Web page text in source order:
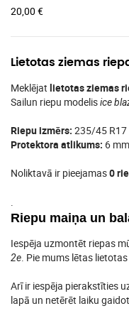
20,00 €
Lietotas ziemas
Meklējat lietotas ziemas
Sailun riepu modelisice
Riepu izmērs: 235/45 R17
Protektora atlikums: 6 mm
Noliktavā ir pieejamas0
Riepu maiņa un
Iespēja uzmontēt riepas
2e . Pie mums lētas
Arī ir iespēja pierakstīties
lapā un netērēt laiku